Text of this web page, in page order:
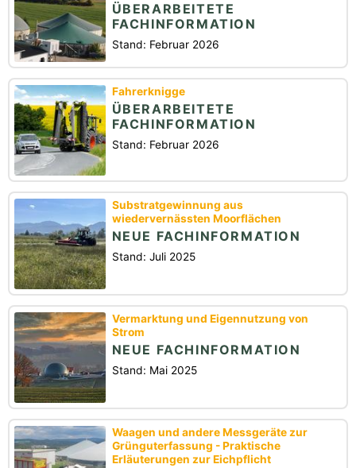
ÜBERARBEITETE
FACHINFORMATION
Stand: Februar 2026
Fahrerknigge
ÜBERARBEITETE
FACHINFORMATION
Stand: Februar 2026
Substratgewinnung aus
wiedervernässten Moorflächen
NEUE FACHINFORMATION
Stand: Juli 2025
Vermarktung und Eigennutzung von
Strom
NEUE FACHINFORMATION
Stand: Mai 2025
Waagen und andere Messgeräte zur
Grünguterfassung - Praktische
Erläuterungen zur Eichpflicht